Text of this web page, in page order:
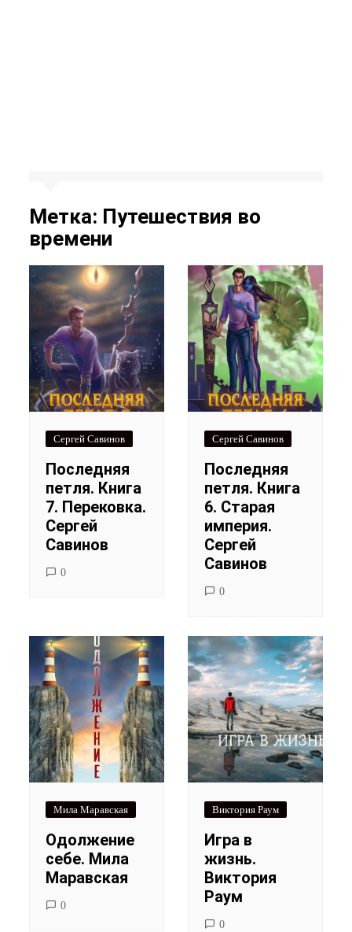
Метка: Путешествия во
времени
Сергей Савинов
Последняя
петля. Книга
7. Перековка.
Сергей
Савинов
0
Сергей Савинов
Последняя
петля. Книга
6. Старая
империя.
Сергей
Савинов
0
Мила Маравская
Одолжение
себе. Мила
Маравская
0
Виктория Раум
Игра в
жизнь.
Виктория
Раум
0